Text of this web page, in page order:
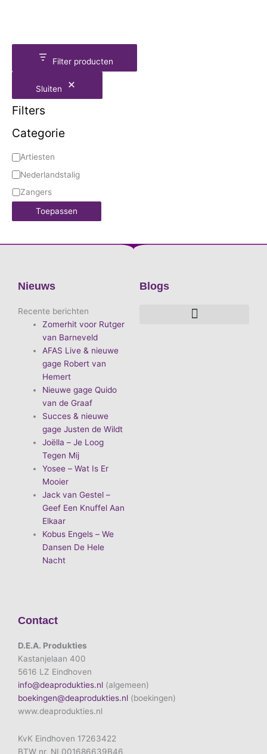
Filter producten
Sluiten
Filters
Categorie
Artiesten
Nederlandstalig
Zangers
Toepassen
Nieuws
Recente berichten
Zomerhit voor Rutger
van Barneveld
AFAS Live & nieuwe
gage Robert van
Hemert
Nieuwe gage Quido
van de Graaf
Succes & nieuwe
gage Justen de Wildt
Joëlla – Je Loog
Tegen Mij
Yosee – Wat Is Er
Mooier
Jack van Gestel –
Geef Een Knuffel Aan
Elkaar
Kobus Engels – We
Dansen De Hele
Nacht
Blogs
Contact
D.E.A. Produkties
Kastanjelaan 400
5616 LZ Eindhoven
info@deaprodukties.nl (algemeen)
boekingen@deaprodukties.nl (boekingen)
www.deaprodukties.nl
KvK Eindhoven 17263422
BTW nr. NL001686639B46